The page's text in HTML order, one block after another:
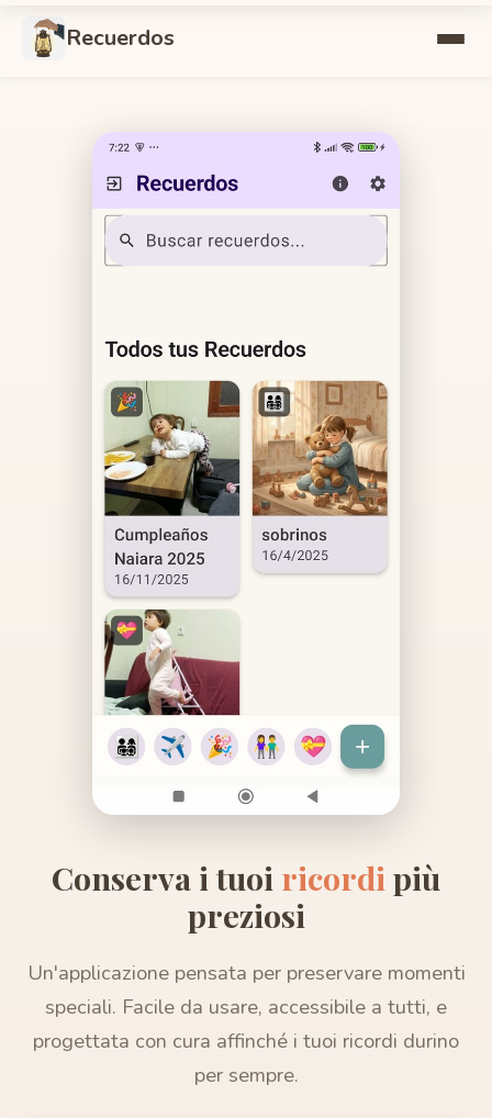
Recuerdos
Conserva i tuoi ricordi più
preziosi
Un'applicazione pensata per preservare momenti
speciali. Facile da usare, accessibile a tutti, e
progettata con cura affinché i tuoi ricordi durino
per sempre.